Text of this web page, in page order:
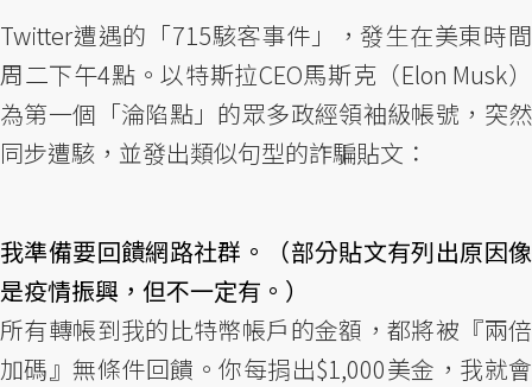
Twitter遭遇的「715駭客事件」，發生在美東時間
周二下午4點。以特斯拉CEO馬斯克（Elon Musk）
為第一個「淪陷點」的眾多政經領袖級帳號，突然
同步遭駭，並發出類似句型的詐騙貼文：
我準備要回饋網路社群。（部分貼文有列出原因像
是疫情振興，但不一定有。）
所有轉帳到我的比特幣帳戶的金額，都將被『兩倍
加碼』無條件回饋。你每捐出$1,000美金，我就會